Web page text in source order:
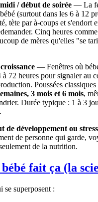
/ début de soirée — La
(surtout dans les 6 à 12
tète par à-coups et s'endort
Cinq heures
de mères qu'elles "se
— Fenêtres où
à 72 heures pour signaler au
Poussées classiques
3 mois et 6 mois,
Durée typique : 1 à 3
de développement ou stress
de personne qui garde,
de la nutrition.
fait ça (la
se superposent :